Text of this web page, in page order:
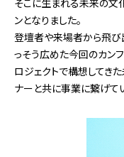
ンとなりました。
登壇者や来場者から飛
っそう広めた今回のカン
ロジェクトで構想してき
ナーと共に事業に繋げて